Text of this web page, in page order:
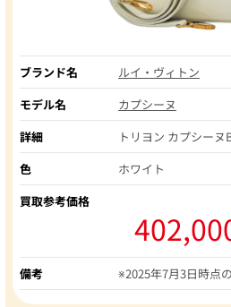
ブランド名
ルイ・ヴィトン
モデル名
カプシーヌ
詳細
トリヨン カプシーヌ
色
ホワイト
買取参考価格
備考 ※2025年7月3日時点